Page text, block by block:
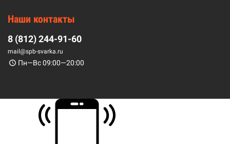
Наши контакты
8 (812) 244-91-60
mail@spb-svarka.ru
Пн—Вс 09:00—20:00